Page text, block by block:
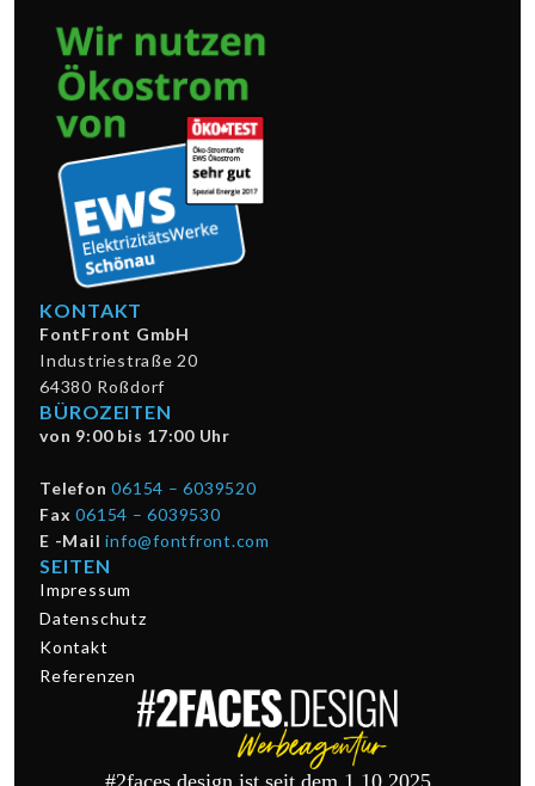
KONTAKT
FontFront GmbH
Industriestraße 20
64380 Roßdorf
BÜROZEITEN
von 9:00 bis 17:00 Uhr
Telefon 06154 – 6039520
Fax 06154 – 6039530
E -Mail info@fontfront.com
SEITEN
Impressum
Datenschutz
Kontakt
Referenzen
#2faces.design ist seit dem 1.10.2025